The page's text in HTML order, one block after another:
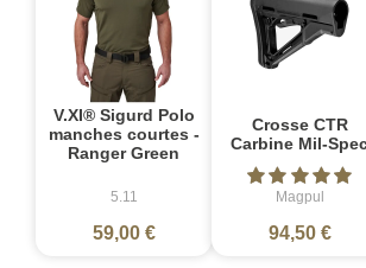
V.XI® Sigurd Polo
manches courtes -
Ranger Green
5.11
59,00 €
Crosse CTR
Carbine Mil-
Magpul
94,50 €